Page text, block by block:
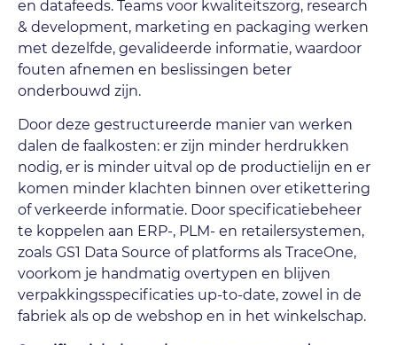
en datafeeds. Teams voor kwaliteitszorg, research
& development, marketing en packaging werken
met dezelfde, gevalideerde informatie, waardoor
fouten afnemen en beslissingen beter
onderbouwd zijn.
Door deze gestructureerde manier van werken
dalen de faalkosten: er zijn minder herdrukken
nodig, er is minder uitval op de productielijn en er
komen minder klachten binnen over etikettering
of verkeerde informatie. Door specificatiebeheer
te koppelen aan ERP-, PLM- en retailersystemen,
zoals GS1 Data Source of platforms als TraceOne,
voorkom je handmatig overtypen en blijven
verpakkingsspecificaties up-to-date, zowel in de
fabriek als op de webshop en in het winkelschap.